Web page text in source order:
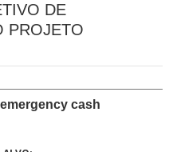
DE
PROJETO
cash